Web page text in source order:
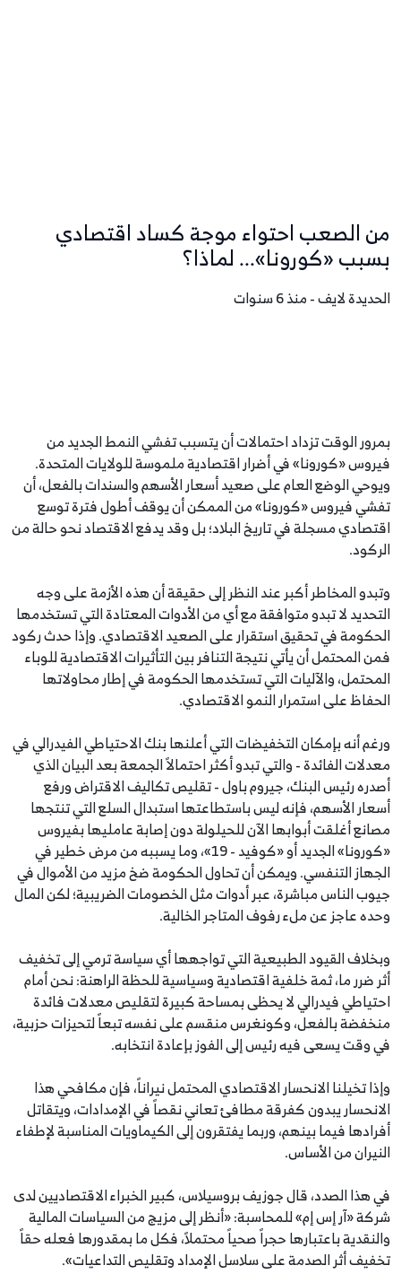
من الصعب احتواء موجة كساد اقتصادي
بسبب «كورونا»... لماذا؟
الحديدة لايف - منذ 6 سنوات
بمرور الوقت تزداد احتمالات أن يتسبب تفشي النمط الجديد من
فيروس «كورونا» في أضرار اقتصادية ملموسة للولايات المتحدة.
ويوحي الوضع العام على صعيد أسعار الأسهم والسندات بالفعل، أن
تفشي فيروس «كورونا» من الممكن أن يوقف أطول فترة توسع
اقتصادي مسجلة في تاريخ البلاد؛ بل وقد يدفع الاقتصاد نحو حالة من
الركود.
وتبدو المخاطر أكبر عند النظر إلى حقيقة أن هذه الأزمة على وجه
التحديد لا تبدو متوافقة مع أي من الأدوات المعتادة التي تستخدمها
الحكومة في تحقيق استقرار على الصعيد الاقتصادي. وإذا حدث ركود
فمن المحتمل أن يأتي نتيجة التنافر بين التأثيرات الاقتصادية للوباء
المحتمل، والآليات التي تستخدمها الحكومة في إطار محاولاتها
الحفاظ على استمرار النمو الاقتصادي.
ورغم أنه بإمكان التخفيضات التي أعلنها بنك الاحتياطي الفيدرالي في
معدلات الفائدة - والتي تبدو أكثر احتمالاً الجمعة بعد البيان الذي
أصدره رئيس البنك، جيروم باول - تقليص تكاليف الاقتراض ورفع
أسعار الأسهم، فإنه ليس باستطاعتها استبدال السلع التي تنتجها
مصانع أغلقت أبوابها الآن للحيلولة دون إصابة عامليها بفيروس
«كورونا» الجديد أو «كوفيد - 19»، وما يسببه من مرض خطير في
الجهاز التنفسي. ويمكن أن تحاول الحكومة ضخ مزيد من الأموال في
جيوب الناس مباشرة، عبر أدوات مثل الخصومات الضريبية؛ لكن المال
وحده عاجز عن ملء رفوف المتاجر الخالية.
وبخلاف القيود الطبيعية التي تواجهها أي سياسة ترمي إلى تخفيف
أثر ضرر ما، ثمة خلفية اقتصادية وسياسية للحظة الراهنة: نحن أمام
احتياطي فيدرالي لا يحظى بمساحة كبيرة لتقليص معدلات فائدة
منخفضة بالفعل، وكونغرس منقسم على نفسه تبعاً لتحيزات حزبية،
في وقت يسعى فيه رئيس إلى الفوز بإعادة انتخابه.
وإذا تخيلنا الانحسار الاقتصادي المحتمل نيراناً، فإن مكافحي هذا
الانحسار يبدون كفرقة مطافئ تعاني نقصاً في الإمدادات، ويتقاتل
أفرادها فيما بينهم، وربما يفتقرون إلى الكيماويات المناسبة لإطفاء
النيران من الأساس.
في هذا الصدد، قال جوزيف بروسيلاس، كبير الخبراء الاقتصاديين لدى
شركة «آر إس إم» للمحاسبة: «أنظر إلى مزيج من السياسات المالية
والنقدية باعتبارها حجراً صحياً محتملاً، فكل ما بمقدورها فعله حقاً
تخفيف أثر الصدمة على سلاسل الإمداد وتقليص التداعيات».